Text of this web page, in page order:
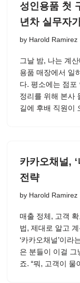
성인용품 첫
년차 실무자
by Harold Ramirez
그날 밤, 나는 계
용품 매장에서 일
다. 평소에는 점포
정리를 위해 본사
길에 후배 직원이
카카오채널,
전략
by Harold Ramirez
매출 정체, 고객
법, 제대로 알고
‘카카오채널’이
은 분들이 이걸 그
죠. “뭐, 고객이